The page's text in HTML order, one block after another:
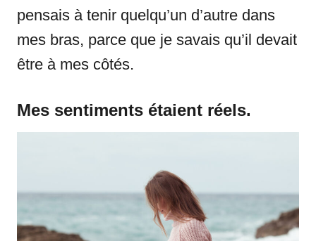
pensais à tenir quelqu’un d’autre dans
mes bras, parce que je savais qu’il devait
être à mes côtés.
Mes sentiments étaient réels.